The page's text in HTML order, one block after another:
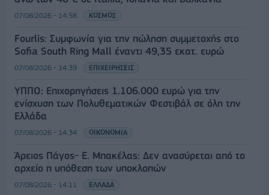
07/08/2026 - 14:58 ΚΟΣΜΟΣ
Fourlis: Συμφωνία για την πώληση συμμετοχής στο
Sofia South Ring Mall έναντι 49,35 εκατ. ευρώ
07/08/2026 - 14:39 ΕΠΙΧΕΙΡΗΣΕΙΣ
ΥΠΠΟ: Επιχορηγήσεις 1.106.000 ευρώ για την
ενίσχυση των Πολυθεματικών Φεστιβάλ σε όλη την
Ελλάδα
07/08/2026 - 14:34 ΟΙΚΟΝΟΜΙΑ
Άρειος Πάγος- Ε. Μπακέλας: Δεν ανασύρεται από το
αρχείο η υπόθεση των υποκλοπών
07/08/2026 - 14:11 ΕΛΛΑΔΑ